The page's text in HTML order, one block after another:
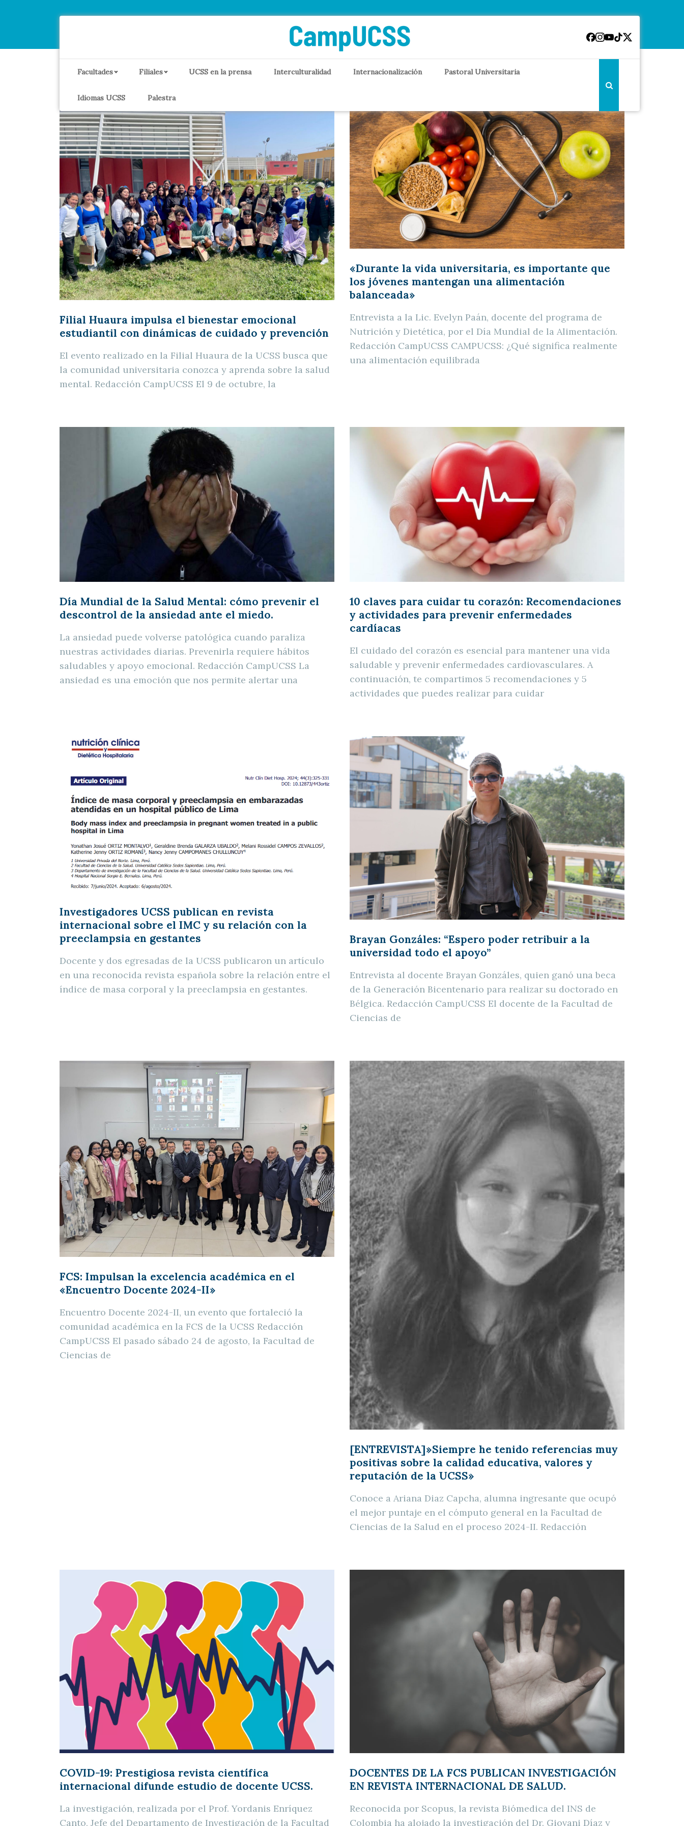
Facultades Filiales UCSS en la prensa Interculturalidad Internacionalización Pastoral Universitaria
Idiomas UCSS Palestra
Filial Huaura impulsa el bienestar emocional
estudiantil con dinámicas de cuidado y prevención
El evento realizado en la Filial Huaura de la UCSS busca que
la comunidad universitaria conozca y aprenda sobre la salud
mental. Redacción CampUCSS El 9 de octubre, la
«Durante la vida universitaria, es importante que
los jóvenes mantengan una alimentación
balanceada»
Entrevista a la Lic. Evelyn Paán, docente del programa de
Nutrición y Dietética, por el Día Mundial de la Alimentación.
Redacción CampUCSS CAMPUCSS: ¿Qué significa realmente
una alimentación equilibrada
Día Mundial de la Salud Mental: cómo prevenir el
descontrol de la ansiedad ante el miedo.
La ansiedad puede volverse patológica cuando paraliza
nuestras actividades diarias. Prevenirla requiere hábitos
saludables y apoyo emocional. Redacción CampUCSS La
ansiedad es una emoción que nos permite alertar una
10 claves para cuidar tu corazón: Recomendaciones
y actividades para prevenir enfermedades
cardíacas
El cuidado del corazón es esencial para mantener una vida
saludable y prevenir enfermedades cardiovasculares. A
continuación, te compartimos 5 recomendaciones y 5
actividades que puedes realizar para cuidar
Investigadores UCSS publican en revista
internacional sobre el IMC y su relación con la
preeclampsia en gestantes
Docente y dos egresadas de la UCSS publicaron un artículo
en una reconocida revista española sobre la relación entre el
índice de masa corporal y la preeclampsia en gestantes.
Brayan Gonzáles: “Espero poder retribuir a la
universidad todo el apoyo”
Entrevista al docente Brayan Gonzáles, quien ganó una beca
de la Generación Bicentenario para realizar su doctorado en
Bélgica. Redacción CampUCSS El docente de la Facultad de
Ciencias de
FCS: Impulsan la excelencia académica en el
«Encuentro Docente 2024-II»
Encuentro Docente 2024-II, un evento que fortaleció la
comunidad académica en la FCS de la UCSS Redacción
CampUCSS El pasado sábado 24 de agosto, la Facultad de
Ciencias de
[ENTREVISTA]»Siempre he tenido referencias muy
positivas sobre la calidad educativa, valores y
reputación de la UCSS»
Conoce a Ariana Diaz Capcha, alumna ingresante que ocupó
el mejor puntaje en el cómputo general en la Facultad de
Ciencias de la Salud en el proceso 2024-II. Redacción
COVID-19: Prestigiosa revista científica
internacional difunde estudio de docente UCSS.
La investigación, realizada por el Prof. Yordanis Enríquez
Canto, Jefe del Departamento de Investigación de la Facultad
DOCENTES DE LA FCS PUBLICAN INVESTIGACIÓN
EN REVISTA INTERNACIONAL DE SALUD.
Reconocida por Scopus, la revista Biómedica del INS de
Colombia ha alojado la investigación del Dr. Giovani Díaz y